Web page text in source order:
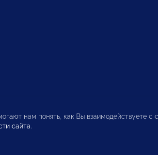
нам понять, как Вы взаимодействуете с
сайта.